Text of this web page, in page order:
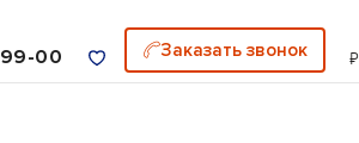
00 Заказать звонок ₽